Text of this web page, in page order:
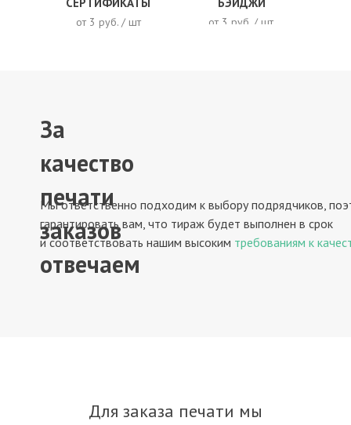
от 3 руб. / шт
от 3 руб. / шт
За
качество
печати
заказов
отвечаем
Мы ответственно подходим к выбору подрядчиков,
гарантировать вам, что тираж будет выполнен в срок
и соответствовать нашим высоким требованиям к
Для заказа печати мы